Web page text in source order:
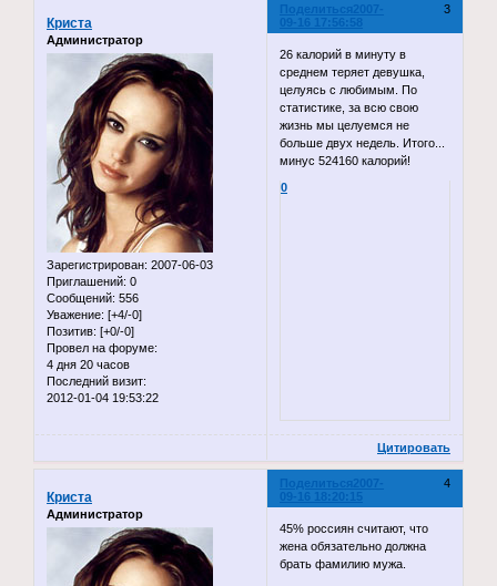
Поделиться 3
2007-
09-16 17:56:58
Криста
Администратор
Зарегистрирован: 2007-06-03
Приглашений: 0
Сообщений: 556
Уважение: [+4/-0]
Позитив: [+0/-0]
Провел на форуме:
4 дня 20 часов
Последний визит:
2012-01-04 19:53:22
26 калорий в минуту в
среднем теряет девушка,
целуясь с любимым. По
статистике, за всю свою
жизнь мы целуемся не
больше двух недель. Итого...
минус 524160 калорий!
0
Цитировать
Поделиться 4
2007-
09-16 18:20:15
Криста
Администратор
45% россиян считают, что
жена обязательно должна
брать фамилию мужа.